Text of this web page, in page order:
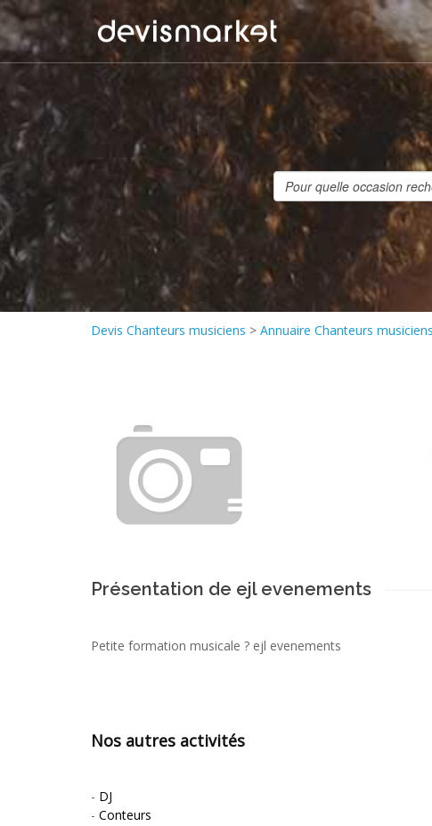
Devis Chanteurs musiciens > Annuaire Chanteurs musiciens
Présentation de ejl evenements
Petite formation musicale ? ejl evenements
Nos autres activités
- DJ
- Conteurs